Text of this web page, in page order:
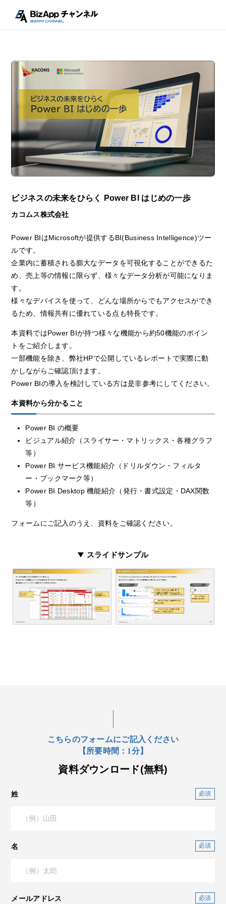
ビジネスの未来をひらく Power BI はじめの一歩
カコムス株式会社
Power BIはMicrosoftが提供するBI(Business Intelligence)ツー
ルです。
企業内に蓄積される膨大なデータを可視化することができるた
め、売上等の情報に限らず、様々なデータ分析が可能になりま
す。
様々なデバイスを使って、どんな場所からでもアクセスができ
るため、情報共有に優れている点も特長です。
本資料ではPower BIが持つ様々な機能から約50機能のポイン
トをご紹介します。
一部機能を除き、弊社HPで公開しているレポートで実際に動
かしながらご確認頂けます。
Power BIの導入を検討している方は是非参考にしてください。
本資料から分かること
Power BI の概要
ビジュアル紹介（スライサー・マトリックス・各種グラフ
等）
Power BI サービス機能紹介（ドリルダウン・フィルタ
ー・ブックマーク等）
Power BI Desktop 機能紹介（発行・書式設定・DAX関数
等）
フォームにご記入のうえ、資料をご確認ください。
スライドサンプル
こちらのフォームにご記入ください
【所要時間：1分】
資料ダウンロード(無料)
姓
名
メールアドレス